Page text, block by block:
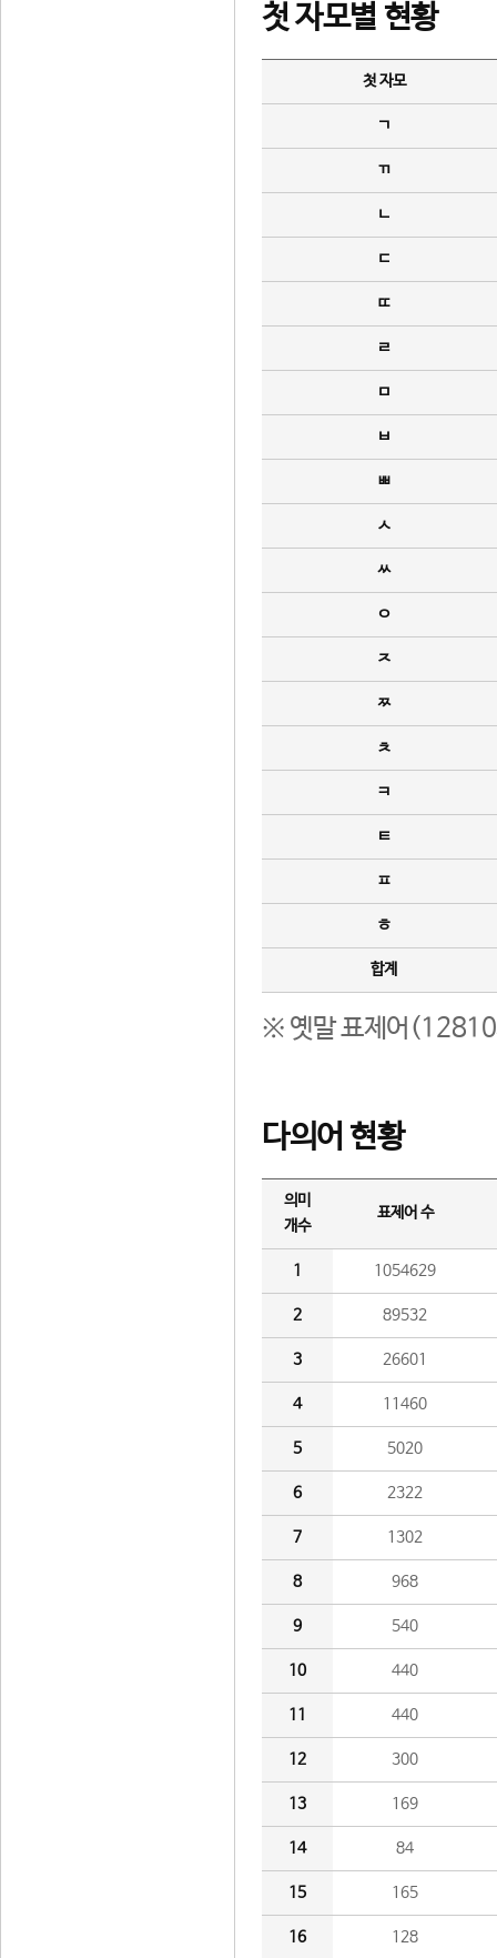
첫 자모별 현황
첫 자모
ㄱ
ㄲ
ㄴ
ㄷ
ㄸ
ㄹ
ㅁ
ㅂ
ㅃ
ㅅ
ㅆ
ㅇ
ㅈ
ㅉ
ㅊ
ㅋ
ㅌ
ㅍ
ㅎ
합계
※ 옛말 표제어(12810
다의어 현황
의미
개수
표제어 수
1 1054629
2 89532
3 26601
4 11460
5 5020
6 2322
7 1302
8 968
9 540
10 440
11 440
12 300
13 169
14 84
15 165
16 128